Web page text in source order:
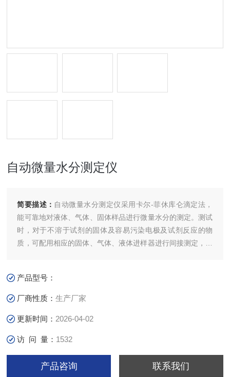
自动微量水分测定仪
简要描述： 自动微量水分测定仪采用卡尔-菲休库仑滴定法，
能可靠地对液体、气体、固体样品进行微量水分的测定。测试
时，对于不溶于试剂的固体及容易污染电极及试剂反应的物
质，可配用相应的固体、气体、液体进样器进行间接测定，是
产品型号：
厂商性质：生产厂家
更新时间： 2026-04-02
访 问 量： 1532
产品咨询 联系我们